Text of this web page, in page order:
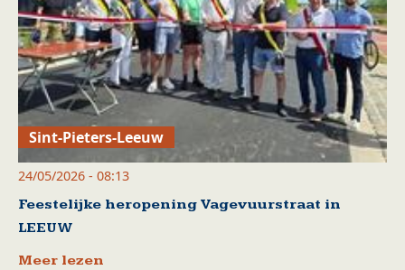
Sint-Pieters-Leeuw
24/05/2026 - 08:13
Feestelijke heropening Vagevuurstraat in
LEEUW
Meer lezen